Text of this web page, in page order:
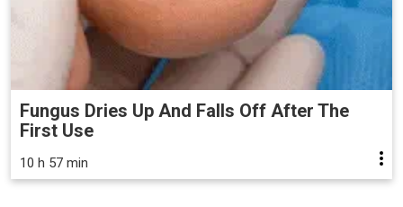
Fungus Dries Up And Falls Off After The
First Use
10 h 57 min